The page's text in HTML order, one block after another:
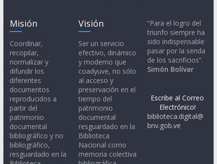
Misión
Coordinar,
recopilar,
normalizar y
difundir los
diferentes
documentos
reproducidos a
partir del
patrimonio
documental
bibliográfico y no
bibliográfico,
resguardado en la
Visión
Ser un servicio
efectivo, dinámico
y moderno que
coadyuve, no sólo
al acceso y
preservación en el
tiempo del
patrimonio
documental
resguardado en la
Biblioteca
Nacional como
memoria colectiva
“Para el logro del
triunfo siempre ha
sido indispensable
pasar por la senda
de los sacrificios”.
Simón Bolívar
Escribe al Correo
Electrónico!
biblioteca.digital@
bnv.gob.ve